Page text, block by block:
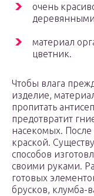
очень
материал
цветник.
Чтобы влага
изделие,
пропитать
предотвратит
насекомых. После
краской.
способов
своими руками.
готовых
брусков, клумба-